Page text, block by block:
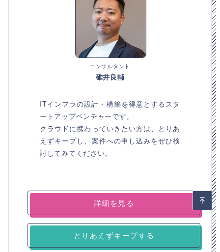
コンサルタント
碓井良輔
ITインフラの設計・構築を得意とするスタ
ートアップベンチャーです。
クラウドに携わっていきたい方は、とりあ
えずキープし、案件への申し込みをぜひ検
討してみてください。
詳細を見る
とりあえずキープする